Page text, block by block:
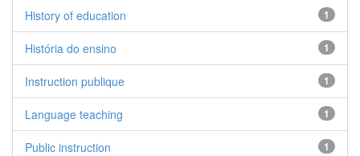
1
History of education
1
História do ensino
1
Instruction publique
1
Language teaching
1
Public instruction